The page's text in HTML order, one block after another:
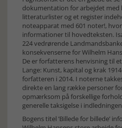
dokumentation for arbejdet med
litteraturlister og et register
noteapparat med 601 noter!,
informationer til hovedteksten.
224 vedrørende
konsekvenserne for Wilhelm
De er forfatterens henvisning til
Lange: Kunst, kapital og krak
forfatteren i 2014. I noterne
direkte en lang række personer
opmærksom på forskellige
generelle taksigelse i
Bogens titel ’Billede for billede’